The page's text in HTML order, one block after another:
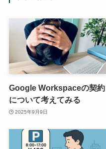
Google Workspaceの契約
について考えてみる
2025年9月9日